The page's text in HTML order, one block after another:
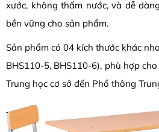
xước, không thấm nước, và dễ
bền vững cho sản phẩm.
Sản phẩm có 04 kích thước khác
BHS110-5, BHS110-6), phù hợp
Trung học cơ sở đến Phổ thông